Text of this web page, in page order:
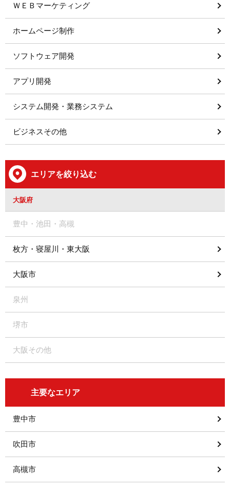
ＷＥＢマーケティング
ホームページ制作
ソフトウェア開発
アプリ開発
システム開発・業務システム
ビジネスその他
エリアを絞り込む
大阪府
豊中・池田・高槻
枚方・寝屋川・東大阪
大阪市
泉州
堺市
大阪その他
主要なエリア
豊中市
吹田市
高槻市